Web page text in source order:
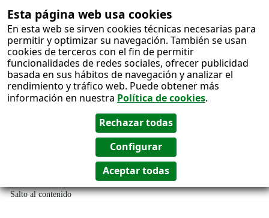
Esta página web usa cookies
En esta web se sirven cookies técnicas necesarias para
permitir y optimizar su navegación. También se usan
cookies de terceros con el fin de permitir
funcionalidades de redes sociales, ofrecer publicidad
basada en sus hábitos de navegación y analizar el
rendimiento y tráfico web. Puede obtener más
información en nuestra Política de cookies.
Salto al contenido